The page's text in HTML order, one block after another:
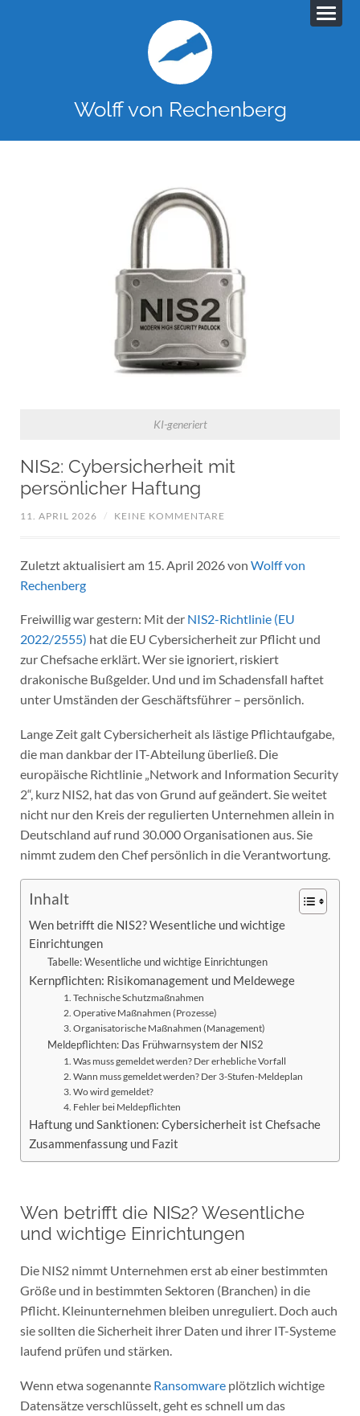
Wolff von Rechenberg
KI-generiert
NIS2: Cybersicherheit mit
persönlicher Haftung
11. APRIL 2026 / KEINE KOMMENTARE
Zuletzt aktualisiert am 15. April 2026 von Wolff von
Rechenberg
Freiwillig war gestern: Mit der NIS2-Richtlinie (EU
2022/2555) hat die EU Cybersicherheit zur Pflicht und
zur Chefsache erklärt. Wer sie ignoriert, riskiert
drakonische Bußgelder. Und und im Schadensfall haftet
unter Umständen der Geschäftsführer – persönlich.
Lange Zeit galt Cybersicherheit als lästige Pflichtaufgabe,
die man dankbar der IT-Abteilung überließ. Die
europäische Richtlinie „Network and Information Security
2“, kurz NIS2, hat das von Grund auf geändert. Sie weitet
nicht nur den Kreis der regulierten Unternehmen allein in
Deutschland auf rund 30.000 Organisationen aus. Sie
nimmt zudem den Chef persönlich in die Verantwortung.
Inhalt
Wen betrifft die NIS2? Wesentliche und wichtige
Einrichtungen
Tabelle: Wesentliche und wichtige Einrichtungen
Kernpflichten: Risikomanagement und Meldewege
1. Technische Schutzmaßnahmen
2. Operative Maßnahmen (Prozesse)
3. Organisatorische Maßnahmen (Management)
Meldepflichten: Das Frühwarnsystem der NIS2
1. Was muss gemeldet werden? Der erhebliche Vorfall
2. Wann muss gemeldet werden? Der 3-Stufen-Meldeplan
3. Wo wird gemeldet?
4. Fehler bei Meldepflichten
Haftung und Sanktionen: Cybersicherheit ist Chefsache
Zusammenfassung und Fazit
Wen betrifft die NIS2? Wesentliche
und wichtige Einrichtungen
Die NIS2 nimmt Unternehmen erst ab einer bestimmten
Größe und in bestimmten Sektoren (Branchen) in die
Pflicht. Kleinunternehmen bleiben unreguliert. Doch auch
sie sollten die Sicherheit ihrer Daten und ihrer IT-Systeme
laufend prüfen und stärken.
Wenn etwa sogenannte Ransomwareplötzlich wichtige
Datensätze verschlüsselt, geht es schnell um das